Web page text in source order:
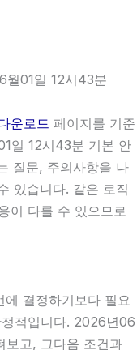
월01일 12시43분
운로드 페이지를 기준
일 12시43분 기본 안
질문, 주의사항을 나
있습니다. 같은 로직
이 다를 수 있으므로
결정하기보다 필요
적입니다. 2026년06
보고, 그다음 조건과